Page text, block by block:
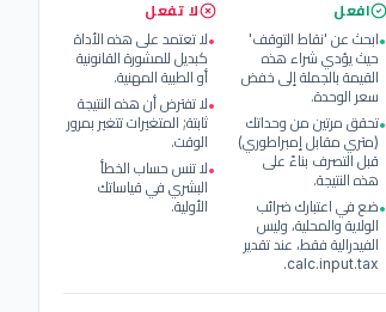
افعل
•ابحث عن 'نقاط التوقف'
حيث يؤدي شراء هذه
القيمة بالجملة إلى خفض
سعر الوحدة.
•تحقق مرتين من وحداتك
(متري مقابل إمبراطوري)
قبل التصرف بناءً على
هذه النتيجة.
•ضع في اعتبارك ضرائب
الولاية والمحلية، وليس
الفيدرالية فقط، عند تقدير
calc.input.tax.
لا تفعل
•لا تعتمد على هذه الأداة
كبديل للمشورة القانونية
أو الطبية المهنية.
•لا تفترض أن هذه النتيجة
ثابتة; المتغيرات تتغير بمرور
الوقت.
•لا تنس حساب الخطأ
البشري في قياساتك
الأولية.